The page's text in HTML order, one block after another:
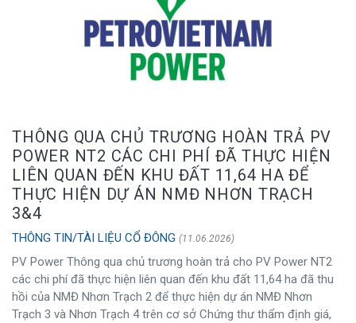
THÔNG QUA CHỦ TRƯƠNG HOÀN TRẢ PV
POWER NT2 CÁC CHI PHÍ ĐÃ THỰC HIỆN
LIÊN QUAN ĐẾN KHU ĐẤT 11,64 HA ĐỂ
THỰC HIỆN DỰ ÁN NMĐ NHƠN TRẠCH
3&4
THÔNG TIN/TÀI LIỆU CỔ ĐÔNG (11.06.2026)
PV Power Thông qua chủ trương hoàn trả cho PV Power NT2
các chi phí đã thực hiện liên quan đến khu đất 11,64 ha đã thu
hồi của NMĐ Nhơn Trạch 2 để thực hiện dự án NMĐ Nhơn
Trạch 3 và Nhơn Trạch 4 trên cơ sở Chứng thư thẩm định giá,